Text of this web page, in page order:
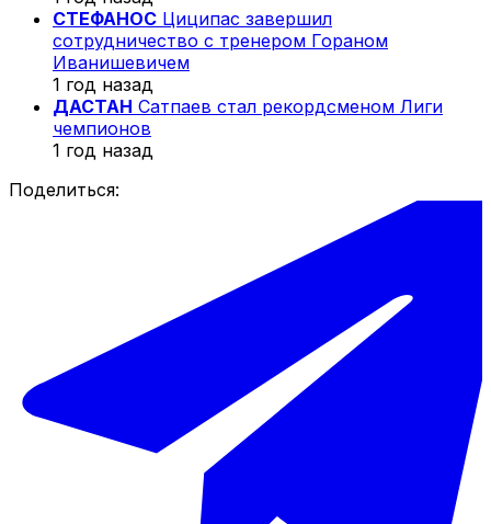
СТЕФАНОС Циципас завершил
сотрудничество с тренером Гораном
Иванишевичем
1 год назад
ДАСТАН Сатпаев стал рекордсменом Лиги
чемпионов
1 год назад
Поделиться: